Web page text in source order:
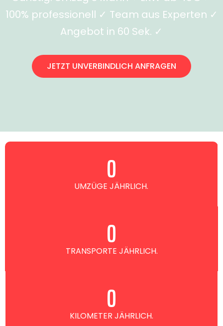
100% professionell ✓ Team aus Experten ✓
Angebot in 60 Sek. ✓
JETZT UNVERBINDLICH ANFRAGEN
UMZÜGE JÄHRLICH.
0
TRANSPORTE JÄHRLICH.
0
KILOMETER JÄHRLICH.
0